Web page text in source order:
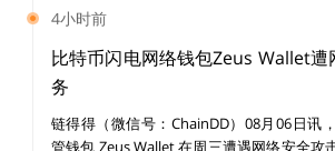
大公司和机构可用的区块链，或者说，
指出，Hyperliquid 正在拓展预测市场业务
易手续费收入的依赖，但该领域同样面临
大通表示，尽管 Hyperliquid 是今年加密市
一，并已成为企业加密资产储备中规模排名
特币、以太坊和 Solana），但其能否继续从
者手中扩大市场份额仍存在不确定性。 数
在 7 月吸引了 30 亿美元的资金流入，扭转
势，使总资产管理规模升至 5300 亿美元；
4068 吨。黄金市场流动性持续放松，日均
元/日，环比下降 3.5%。欧洲引领了 7 月份
20 亿美元资金流入，而亚洲增加了 6.16 亿
今全球 ETF 市场资金流入的最大贡献者
4小时前
比特币闪电网络钱包Zeus Wallet遭
务
链得得（微信号：ChainDD）08月06日讯
管钱包 Zeus Wallet 在周三遭遇网络安全攻